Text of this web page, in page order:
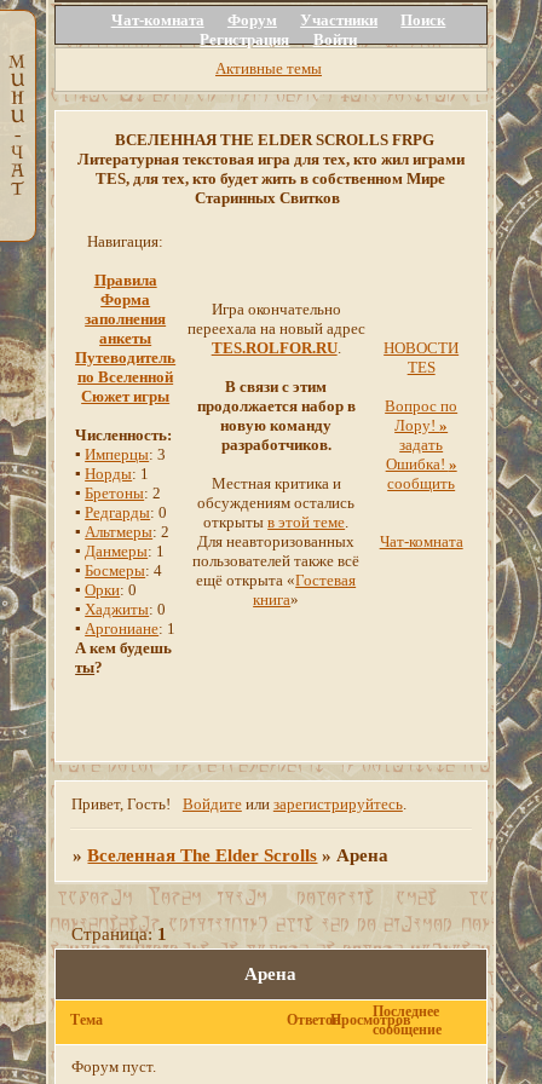
Чат-комната Форум Участники
Поиск
Регистрация
Войти
Активные темы
ВСЕЛЕННАЯ THE ELDER SCROLLS FRPG
Литературная текстовая игра для тех, кто жил играми
TES, для тех, кто будет жить в собственном Мире
Старинных Свитков
Навигация:
Правила
Форма
заполнения
анкеты
Путеводитель
по Вселенной
Сюжет игры
Численность:
▪Имперцы: 3
▪Норды: 1
▪Бретоны: 2
▪Редгарды: 0
▪Альтмеры: 2
▪Данмеры: 1
▪Босмеры: 4
▪Орки: 0
▪Хаджиты: 0
▪Аргониане: 1
А кем будешь
ты?
Игра окончательно
переехала на новый адрес
TES.ROLFOR.RU.
В связи с этим
продолжается набор в
новую команду
разработчиков.
Местная критика и
обсуждениям остались
открытыв этой теме.
Для неавторизованных
пользователей также всё
ещё открыта «Гостевая
книга»
НОВОСТИ
TES
Вопрос по
Лору!»
задать
Ошибка! »
сообщить
Чат-комната
Привет, Гость! Войдитеили зарегистрируйтесь.
»Вселенная The Elder Scrolls » Арена
Арена
Страница:1
Тема ОтветовПросмотров
Последнее
сообщение
Форум пуст.